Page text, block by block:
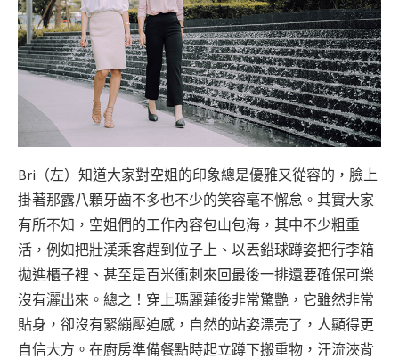
Bri（左）知道大家對空姐的印象總是優雅又從容的，臉上
掛著那露八顆牙齒不多也不少的笑容毫不懈怠。其實大家
有所不知，空姐們的工作內容包山包海，其中不少粗重
活，例如把壯漢乘客趕到位子上、以丟鉛球蹲姿把行李箱
拋進櫃子裡、甚至是百米衝刺來回最後一排還要確保可樂
沒有灑出來。總之！穿上瑪麗蓮後非常驚艷，它雖然非常
貼身，卻沒有緊繃壓迫感，自然的站姿漂亮了，人顯得更
自信大方。在廚房準備餐點時起立蹲下搬重物，汗流浹背